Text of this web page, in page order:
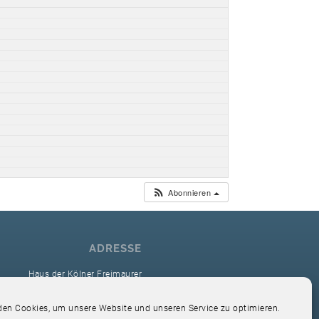
Cookies, um unsere Website und unseren Service zu optimieren.
Abonnieren
ADRESSE
Haus der Kölner Freimaurer
Hardefuststr. 9